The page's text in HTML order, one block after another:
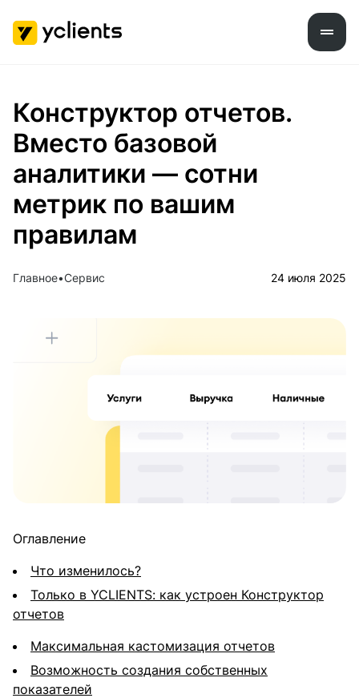
Конструктор отчетов.
Вместо базовой
аналитики — сотни
метрик по вашим
правилам
Главное Сервис 24 июля 2025
Оглавление
Что изменилось?
Только в YCLIENTS: как устроен Конструктор
отчетов
Максимальная кастомизация отчетов
Возможность создания собственных
показателей